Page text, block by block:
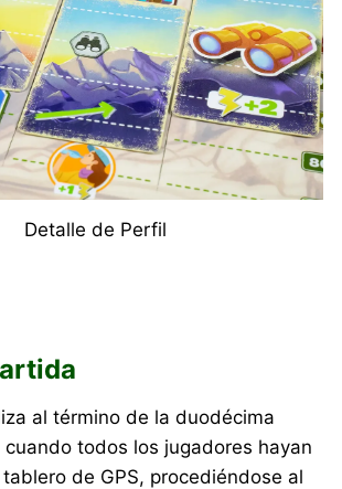
Detalle de Perfil
al término de la duodécima
todos los jugadores hayan
de GPS, procediéndose al